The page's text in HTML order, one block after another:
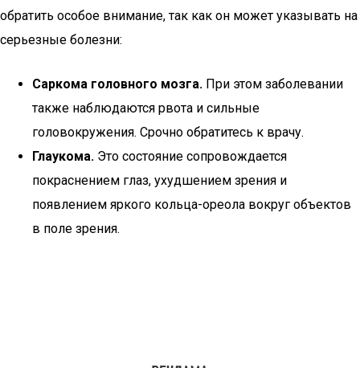
обратить особое внимание, так как он может указывать на
серьезные болезни:
Саркома головного мозга. При этом заболевании
также наблюдаются рвота и сильные
головокружения. Срочно обратитесь к врачу.
Глаукома. Это состояние сопровождается
покраснением глаз, ухудшением зрения и
появлением яркого кольца-ореола вокруг объектов
в поле зрения.